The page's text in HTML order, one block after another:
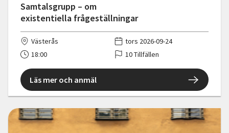
Samtalsgrupp – om
existentiella frågeställningar
Västerås
tors 2026-09-24
18:00
10 Tillfällen
Läs mer och anmäl